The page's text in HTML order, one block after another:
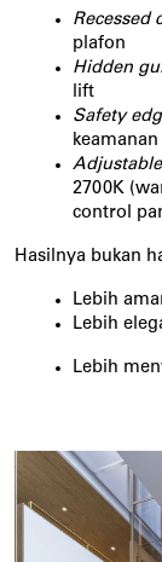
Recessed
plafon
Hidden
lift
Safety
keamanan
2700K
control
Hasilnya bukan
Lebih
Lebih
Lebih